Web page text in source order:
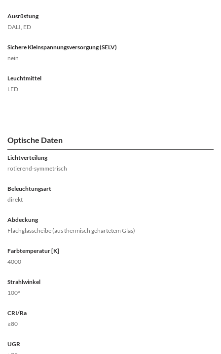
Ausrüstung
DALI, ED
Sichere Kleinspannungsversorgung (SELV)
nein
Leuchtmittel
LED
Optische Daten
Lichtverteilung
rotierend-symmetrisch
Beleuchtungsart
direkt
Abdeckung
Flachglasscheibe (aus thermisch gehärtetem Glas)
Farbtemperatur [K]
4000
Strahlwinkel
100°
CRI/Ra
≥80
UGR